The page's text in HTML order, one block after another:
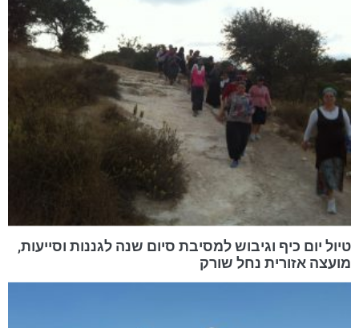
טיול יום כיף וגיבוש למסיבת סיום שנה לגננות וסייעות,
מועצה אזורית נחל שורק